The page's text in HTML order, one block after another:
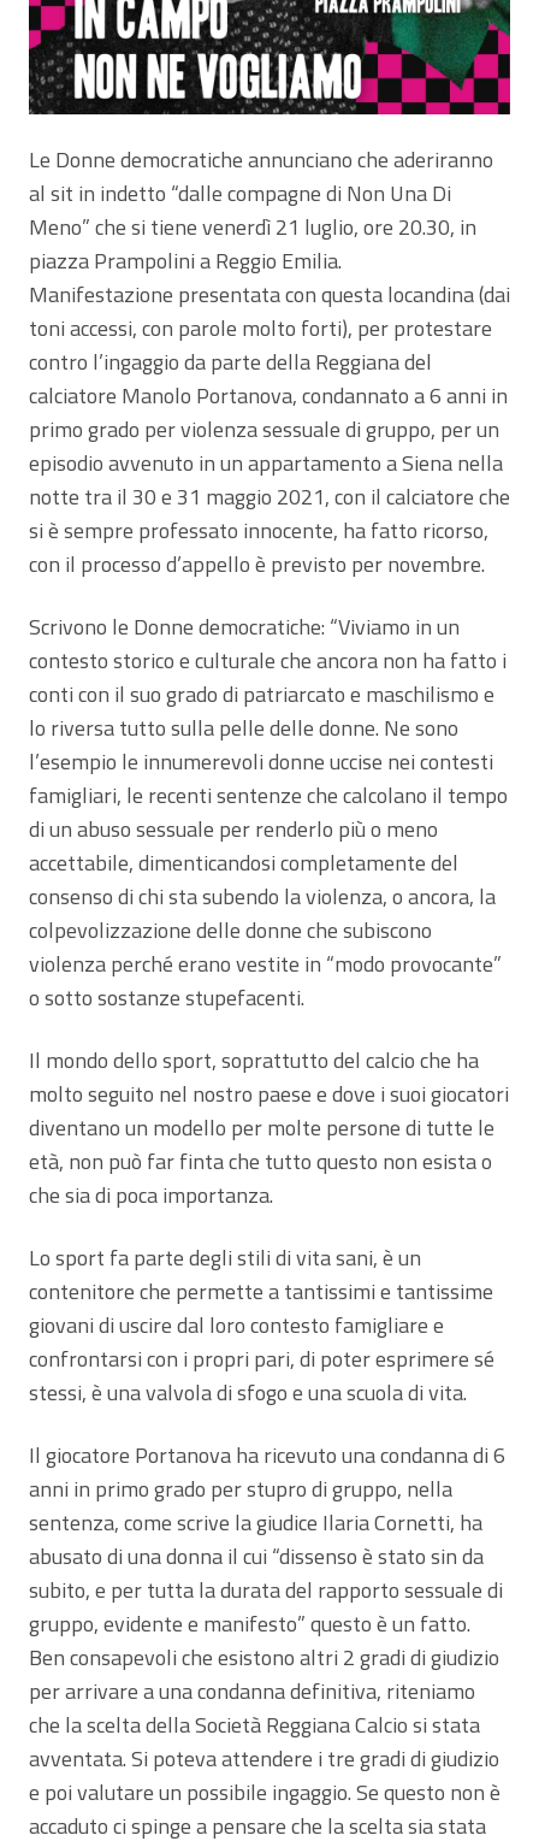
Le Donne democratiche annunciano che aderiranno
al sit in indetto “dalle compagne di Non Una Di
Meno” che si tiene venerdì 21 luglio, ore 20.30, in
piazza Prampolini a Reggio Emilia.
Manifestazione presentata con questa locandina (dai
toni accessi, con parole molto forti), per protestare
contro l’ingaggio da parte della Reggiana del
calciatore Manolo Portanova, condannato a 6 anni in
primo grado per violenza sessuale di gruppo, per un
episodio avvenuto in un appartamento a Siena nella
notte tra il 30 e 31 maggio 2021, con il calciatore che
si è sempre professato innocente, ha fatto ricorso,
con il processo d’appello è previsto per novembre.
Scrivono le Donne democratiche: “Viviamo in un
contesto storico e culturale che ancora non ha fatto i
conti con il suo grado di patriarcato e maschilismo e
lo riversa tutto sulla pelle delle donne. Ne sono
l’esempio le innumerevoli donne uccise nei contesti
famigliari, le recenti sentenze che calcolano il tempo
di un abuso sessuale per renderlo più o meno
accettabile, dimenticandosi completamente del
consenso di chi sta subendo la violenza, o ancora, la
colpevolizzazione delle donne che subiscono
violenza perché erano vestite in “modo provocante”
o sotto sostanze stupefacenti.
Il mondo dello sport, soprattutto del calcio che ha
molto seguito nel nostro paese e dove i suoi giocatori
diventano un modello per molte persone di tutte le
età, non può far finta che tutto questo non esista o
che sia di poca importanza.
Lo sport fa parte degli stili di vita sani, è un
contenitore che permette a tantissimi e tantissime
giovani di uscire dal loro contesto famigliare e
confrontarsi con i propri pari, di poter esprimere sé
stessi, è una valvola di sfogo e una scuola di vita.
Il giocatore Portanova ha ricevuto una condanna di 6
anni in primo grado per stupro di gruppo, nella
sentenza, come scrive la giudice Ilaria Cornetti, ha
abusato di una donna il cui “dissenso è stato sin da
subito, e per tutta la durata del rapporto sessuale di
gruppo, evidente e manifesto” questo è un fatto.
Ben consapevoli che esistono altri 2 gradi di giudizio
per arrivare a una condanna definitiva, riteniamo
che la scelta della Società Reggiana Calcio si stata
avventata. Si poteva attendere i tre gradi di giudizio
e poi valutare un possibile ingaggio. Se questo non è
accaduto ci spinge a pensare che la scelta sia stata